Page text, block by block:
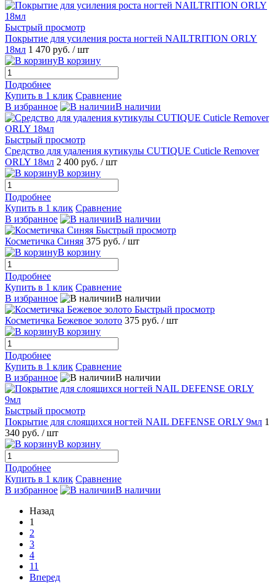
Быстрый просмотр
Покрытие для усиления роста ногтей NAILTRITION ORLY
18мл 1 470 руб. / шт
В корзину
Подробнее
Купить в 1 клик Сравнение
В избранное
В наличии
Быстрый просмотр
Средство для удаления кутикулы CUTIQUE Cuticle Remover
ORLY 18мл 2 400 руб. / шт
В корзину
Подробнее
Купить в 1 клик Сравнение
В избранное
В наличии
Быстрый просмотр
Косметичка Синяя 375 руб. / шт
В корзину
Подробнее
Купить в 1 клик Сравнение
В избранное
В наличии
Быстрый просмотр
Косметичка Бежевое золото 375 руб. / шт
В корзину
Подробнее
Купить в 1 клик Сравнение
В избранное
В наличии
Быстрый просмотр
Покрытие для слоящихся ногтей NAIL DEFENSE ORLY 9мл 1
340 руб. / шт
В корзину
Подробнее
Купить в 1 клик Сравнение
В избранное
В наличии
Назад
1
2
3
4
11
Вперед